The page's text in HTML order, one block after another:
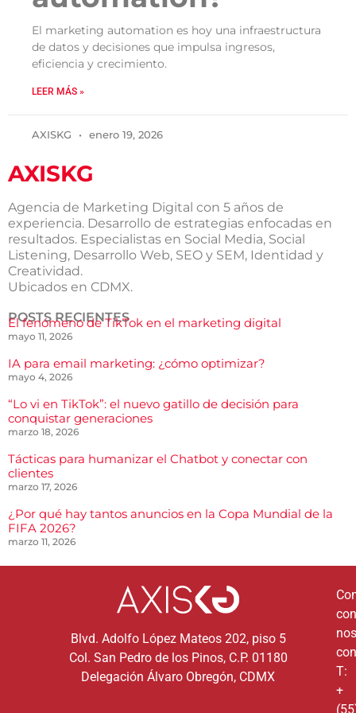
El marketing automation es hoy una infraestructura
de datos y decisiones que impulsa ingresos,
eficiencia y crecimiento.
LEER MÁS »
AXISKG enero 19, 2026
AXISKG
Agencia de Marketing Digital con 5 años de
experiencia. Desarrollo de estrategias enfocadas en
resultados. Especialistas en Social Media, Social
Listening, Desarrollo Web, SEO y SEM, Identidad y
Creatividad.
Ubicados en CDMX.
POSTS RECIENTES
El fenómeno de TikTok en el marketing digital
mayo 11, 2026
IA para email marketing: ¿cómo optimizar?
mayo 4, 2026
“Lo vi en TikTok”: el nuevo gatillo de decisión para
conquistar generaciones
marzo 18, 2026
Tácticas para humanizar el Chatbot y conectar con
clientes
marzo 17, 2026
¿Por qué hay tantos anuncios en la Copa Mundial de la
FIFA 2026?
marzo 11, 2026
Blvd. Adolfo López Mateos 202, piso 5
Col. San Pedro de los Pinos, C.P. 01180
Delegación Álvaro Obregón, CDMX
con
T:
+